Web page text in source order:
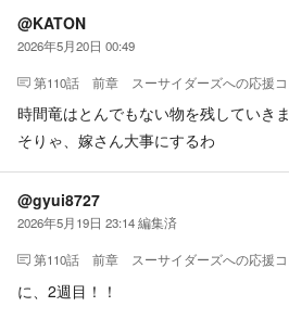
@KATON
2026年5月20日 00:49
第110話 前章 スーサイダーズへの応援
時間竜はとんでもない物を残していき
そりゃ、嫁さん大事にするわ
@gyui8727
2026年5月19日 23:14編集済
第110話 前章 スーサイダーズへの応援
に、2週目！！